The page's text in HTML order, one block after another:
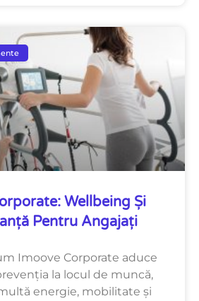
Wellbeing Și
Pentru Angajați
Imoove Corporate aduce
la locul de muncă,
energie, mobilitate și